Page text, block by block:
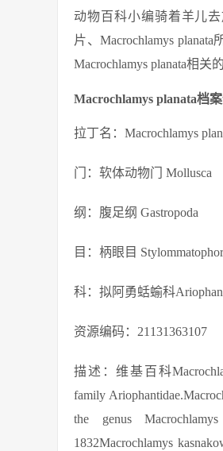
动物百科小编骑着羊儿去
片、Macrochlamys
Macrochlamys planata相关
Macrochlamys planata档
拉丁名：Macrochlamys
门：软体动物门 Mollusca
纲：腹足纲 Gastropoda
目：柄眼目
科：拟阿勇蛞蝓科
资源编码：21131363107
描述：维基百科
family
the genus
1832Macrochlamys